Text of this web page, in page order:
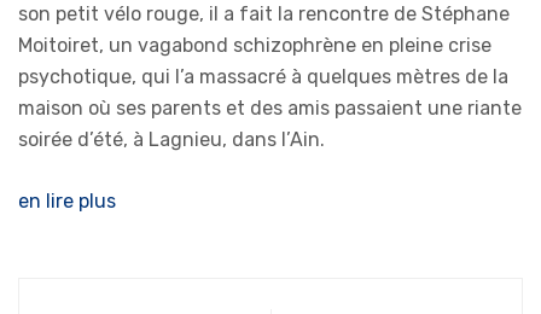
son petit vélo rouge, il a fait la rencontre de Stéphane
Moitoiret, un vagabond schizophrène en pleine crise
psychotique, qui l’a massacré à quelques mètres de la
maison où ses parents et des amis passaient une riante
soirée d’été, à Lagnieu, dans l’Ain.
en lire plus